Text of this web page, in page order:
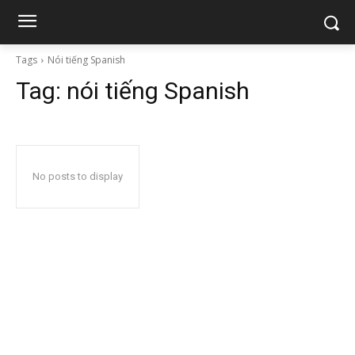
Tags Nói tiếng Spanish
Tag: nói tiếng Spanish
No posts to display